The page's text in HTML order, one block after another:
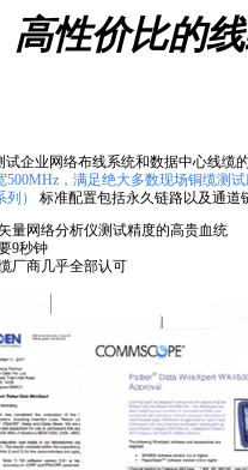
高性价比的
试企业网络布线系统和数据中心线缆
500MHz，满足绝大多数现场铜缆测
）
标准配置包括永久链路以及通道
量网络分析仪测试精度的高贵血统
9秒钟
厂商几乎全部认可